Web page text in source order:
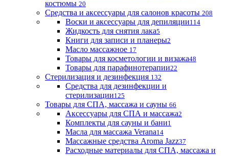
костюмы 20
Средства и аксессуары для салонов красоты 208
Воски и аксессуары для депиляции114
Жидкость для снятия лака5
Книги для записи и планеры2
Масло массажное 17
Товары для косметологии и визажа48
Товары для парафинотерапии22
Стерилизация и дезинфекция 132
Средства для дезинфекции и
стерилизации125
Товары для СПА, массажа и сауны 66
Аксессуары для СПА и массажа2
Комплекты для сауны и бани1
Масла для массажа Verana14
Массажные средства Aroma Jazz37
Расходные материалы для СПА, массажа и